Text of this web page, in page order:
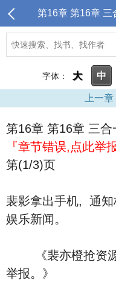
第16章 第16章 三
字体： 大 中
上一章
第16章 第16章 三合
『章节错误,点此举报
第(1/3)页
裴影拿出手机, 通知
娱乐新闻。
《裴亦橙抢资源
举报。》